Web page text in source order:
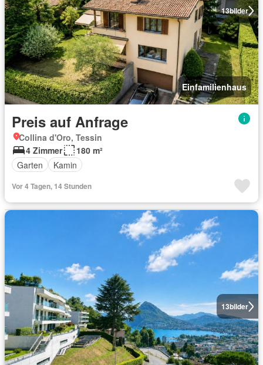
13bilder
Einfamilienhaus
Preis auf Anfrage
Collina d'Oro, Tessin
4 Zimmer
180 m²
Garten
Kamin
Vor 4 Tagen, 14 Stunden
13bilder